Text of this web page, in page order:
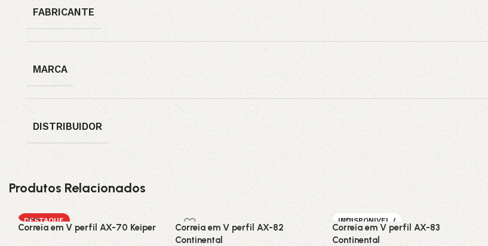
FABRICANTE
MARCA
DISTRIBUIDOR
Produtos Relacionados
DESTAQUE
Correia em V perfil AX-70 Keiper
Correia em V perfil AX-82
Continental
INDISPONIVEL /
SOB ENCOMEN
DA
Correia em V perfil AX-83
Continental